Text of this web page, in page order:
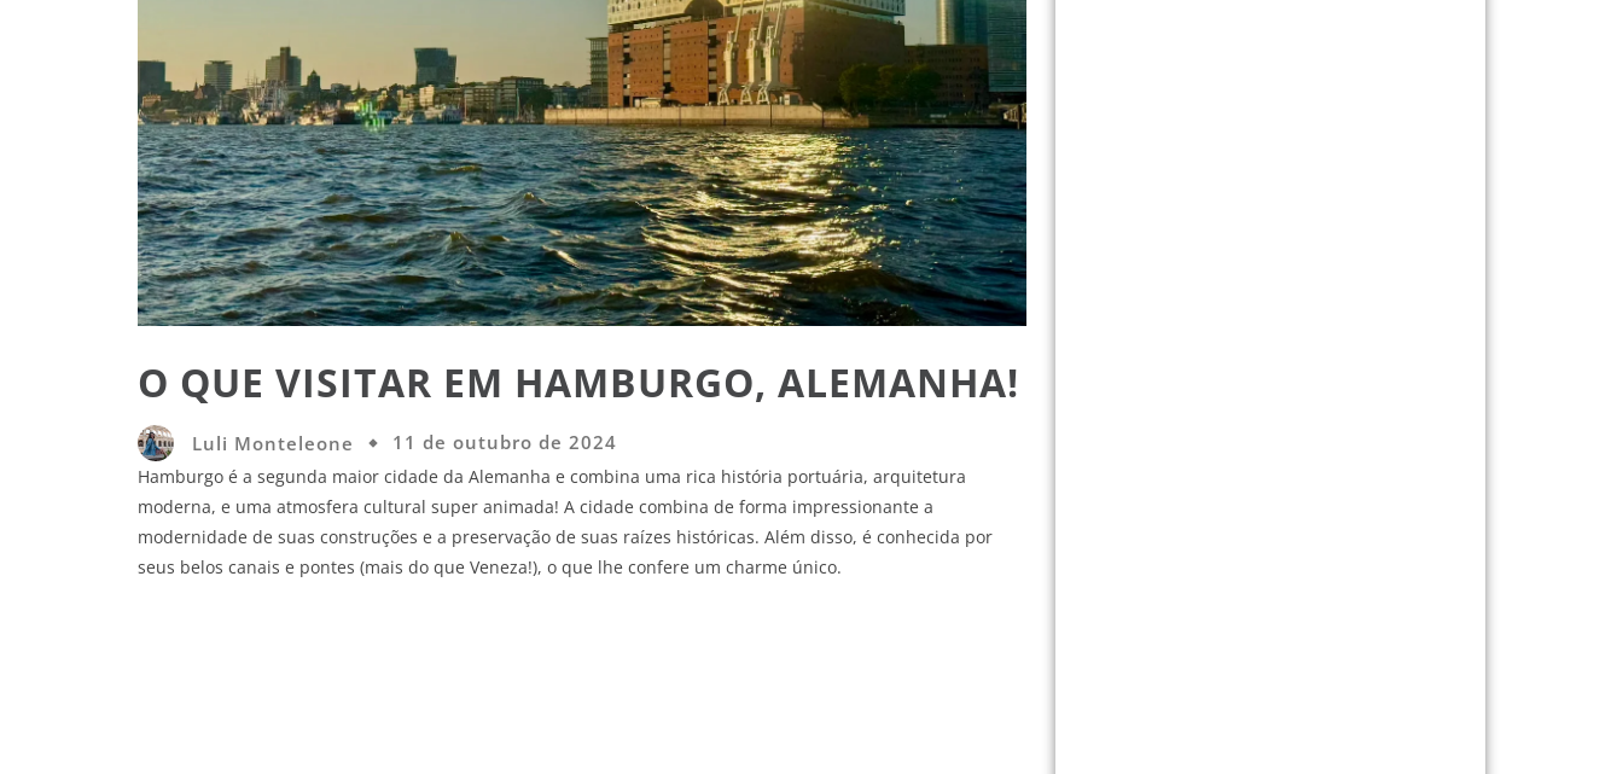
O QUE VISITAR EM HAMBURGO, ALEMANHA!
Luli Monteleone 11 de outubro de 2024
Hamburgo é a segunda maior cidade da Alemanha e combina uma rica história portuária, arquitetura
moderna, e uma atmosfera cultural super animada! A cidade combina de forma impressionante a
modernidade de suas construções e a preservação de suas raízes históricas. Além disso, é conhecida por
seus belos canais e pontes (mais do que Veneza!), o que lhe confere um charme único.